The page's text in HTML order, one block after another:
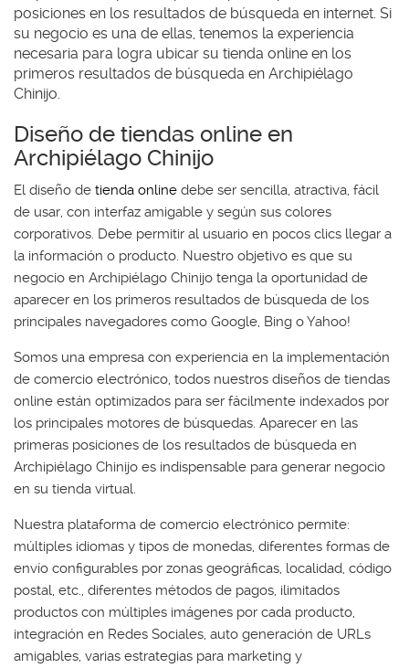
posiciones en los resultados de búsqueda en internet. Si
su negocio es una de ellas, tenemos la experiencia
necesaria para logra ubicar su tienda online en los
primeros resultados de búsqueda en Archipiélago
Chinijo.
Diseño de tiendas online en
Archipiélago Chinijo
El diseño de tienda online debe ser sencilla, atractiva, fácil
de usar, con interfaz amigable y según sus colores
corporativos. Debe permitir al usuario en pocos clics llegar a
la información o producto. Nuestro objetivo es que su
negocio en Archipiélago Chinijo tenga la oportunidad de
aparecer en los primeros resultados de búsqueda de los
principales navegadores como Google, Bing o Yahoo!
Somos una empresa con experiencia en la implementación
de comercio electrónico, todos nuestros diseños de tiendas
online están optimizados para ser fácilmente indexados por
los principales motores de búsquedas. Aparecer en las
primeras posiciones de los resultados de búsqueda en
Archipiélago Chinijo es indispensable para generar negocio
en su tienda virtual.
Nuestra plataforma de comercio electrónico permite:
múltiples idiomas y tipos de monedas, diferentes formas de
envío configurables por zonas geográficas, localidad, código
postal, etc., diferentes métodos de pagos, ilimitados
productos con múltiples imágenes por cada producto,
integración en Redes Sociales, auto generación de URLs
amigables, varias estrategias para marketing y